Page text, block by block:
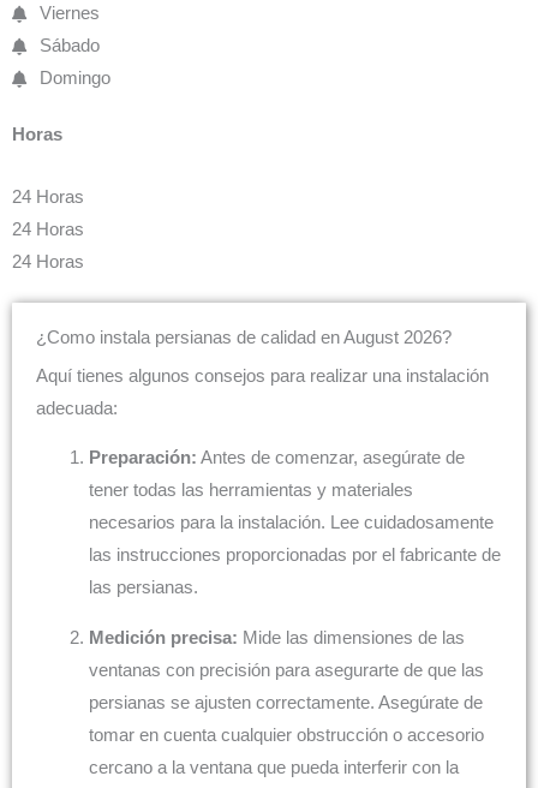
Viernes
Sábado
Domingo
Horas
24 Horas
24 Horas
24 Horas
¿Como instala persianas de calidad en August 2026?
Aquí tienes algunos consejos para realizar una instalación
adecuada:
Preparación: Antes de comenzar, asegúrate de
tener todas las herramientas y materiales
necesarios para la instalación. Lee cuidadosamente
las instrucciones proporcionadas por el fabricante de
las persianas.
Medición precisa: Mide las dimensiones de las
ventanas con precisión para asegurarte de que las
persianas se ajusten correctamente. Asegúrate de
tomar en cuenta cualquier obstrucción o accesorio
cercano a la ventana que pueda interferir con la